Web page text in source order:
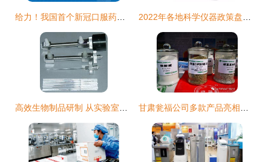
给力！我国首个新冠口服药有望下半年申请上市 2022年各地科学仪器政策盘点分析 生物制品研制领域的加速驱动与赋能展望
高效生物制品研制 从实验室到应用的创新解决方案 甘肃瓮福公司多款产品亮相第二届甘肃省农业科技成果推介会 彰显生物制品研制实力